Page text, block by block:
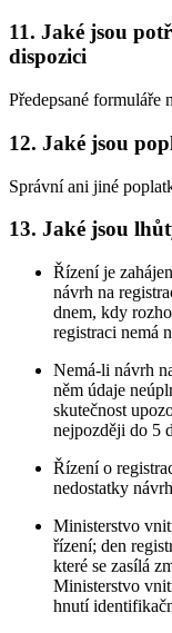
11. Jaké jsou
dispozici
Předepsané formuláře
12. Jaké jsou
Správní ani jiné
13. Jaké jsou
Řízení je
návrh na
dnem, kdy
registraci nemá
Nemá-li návrh
něm údaje
skutečnost
nejpozději do 5
Řízení o
nedostatky
Ministerstvo
řízení; den
které se zasílá
Ministerstvo
hnutí